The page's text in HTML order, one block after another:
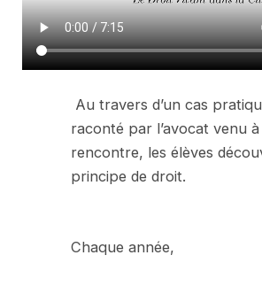
Au travers d’un cas
raconté par l’avocat venu
rencontre, les élèves
principe de droit.
Chaque année,